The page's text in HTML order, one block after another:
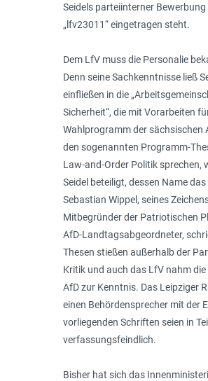
Seidels par­teiinterner Bewerbung
„lfv23011“ eingetragen steht.
Dem LfV muss die Personalie
Denn seine Sachkenntnisse ließ
einfließen in die
Sicherheit“, die mit Vorarbeiten
Wahlprogramm der sächsischen
den sogenannten Programm-
Law-and-Order Politik sprechen,
Seidel beteiligt, dessen Name
Sebastian Wippel, seines
Mitbegründer der Patriotischen
AfD-Landtagsabgeordneter,
Thesen stießen außerhalb der
Kritik und auch das LfV nahm
AfD zur Kenntnis. Das Leipziger
einen Behördensprecher mit der
vorliegenden Schriften seien in
verfassungsfeindlich.
Bisher hat sich das